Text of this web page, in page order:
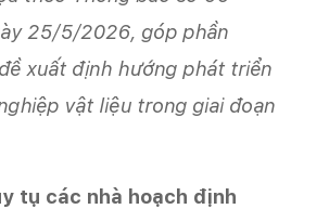
25/5/2026, góp phần
xuất định hướng phát triển
vật liệu trong giai đoạn
tụ các nhà hoạch định